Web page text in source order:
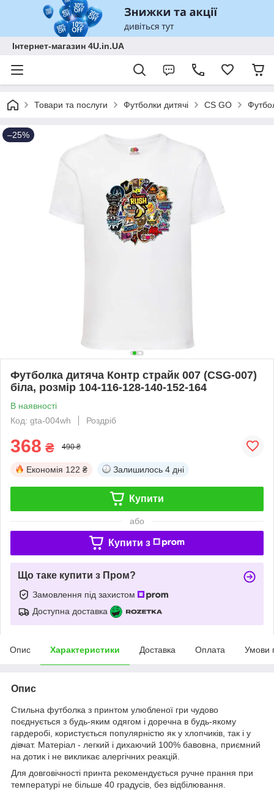
Інтернет-магазин 4U.in.UA
Товари та послуги Футболки дитячі CS GO
–25%
Футболка дитяча Контр страйк 007 (CSG-007)
біла, розмір 104-116-128-140-152-164
В наявності
Код: gta-004wh
Роздріб
368 ₴ 490 ₴
Економія 122 ₴ Залишилось 4 дні
Купити
або
Купити з
Що таке купити з Пром?
Замовлення під захистом
Доступна доставка
Опис Характеристики Доставка Оплата Умови
Опис
Стильна футболка з принтом улюбленої гри чудово
поєднується з будь-яким одягом і доречна в будь-якому
гардеробі, користується популярністю як у хлопчиків, так і у
дівчат. Матеріал - легкий і дихаючий 100% бавовна, приємний
на дотик і не викликає алергічних реакцій.
Для довговічності принта рекомендується ручне прання при
температурі не більше 40 градусів, без відбілювання.